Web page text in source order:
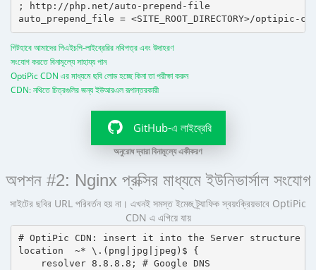
; http://php.net/auto-prepend-file
গিটহাবে আমাদের পিএইচপি-লাইব্রেরির নথিপত্র এবং উদাহরণ
সংযোগ করতে বিনামূল্যে সাহায্য পান
OptiPic CDN এর মাধ্যমে ছবি লোড হচ্ছে কিনা তা পরীক্ষা করুন
CDN: নথিতে চিত্রগুলির জন্য ইউআরএল রূপান্তরকারী
GitHub-এ লাইব্রেরি
অনুরোধ দ্বারা বিনামূল্যে একীকরণ
অপশন #2: Nginx প্রক্সির মাধ্যমে ইউনিভার্সাল সংযোগ
সাইটের ছবির URL পরিবর্তন হয় না। এখনই সমস্ত ইমেজ ট্র্যাফিক স্বয়ংক্রিয়ভাবে OptiPic
CDN এ এগিয়ে যায়
# OptiPic CDN: insert it into the Server structure
location  ~* \.(png|jpg|jpeg)$ {
    resolver 8.8.8.8; # Google DNS